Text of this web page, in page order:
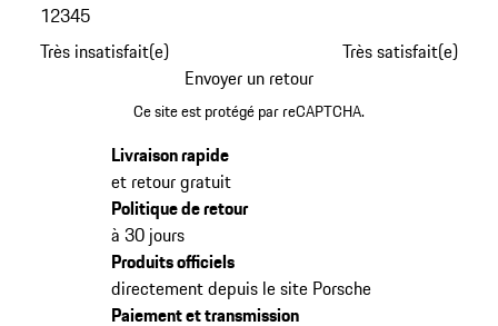
Très insatisfait(e)
12345
Très satisfait(e)
Envoyer un retour
Ce site est protégé par reCAPTCHA.
Livraison rapide
et retour gratuit
Politique de retour
à 30 jours
Produits officiels
directement depuis le site Porsche
Paiement et transmission